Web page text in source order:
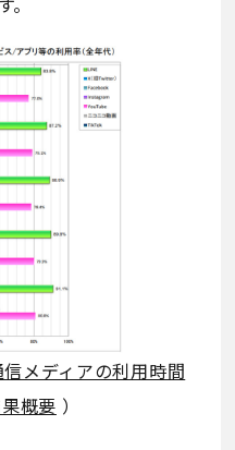
メディアの利用時間
概要 ）